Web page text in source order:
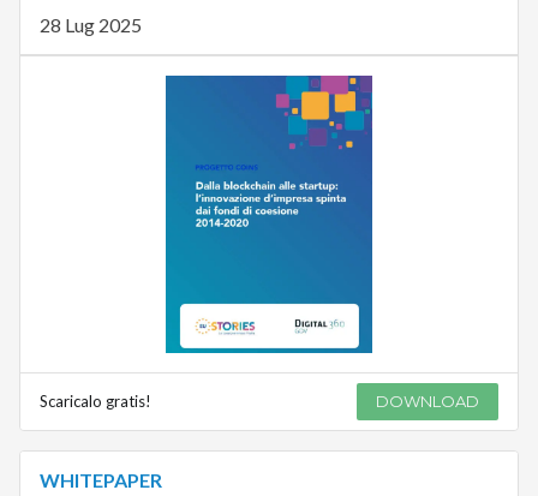
28 Lug 2025
Scaricalo gratis! DOWNLOAD
WHITEPAPER